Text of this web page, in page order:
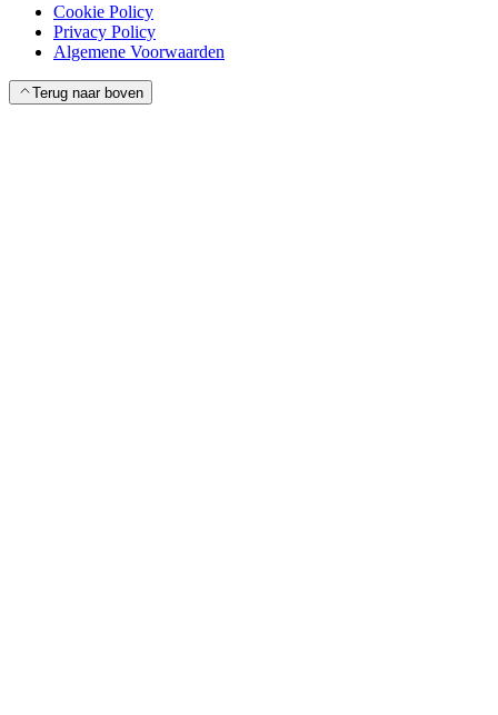
Cookie Policy
Privacy Policy
Algemene Voorwaarden
Terug naar boven